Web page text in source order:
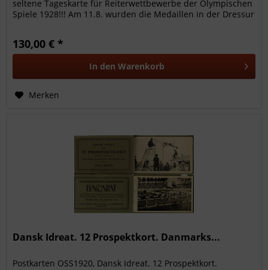
seltene Tageskarte für Reiterwettbewerbe der Olympischen
Spiele 1928!!! Am 11.8. wurden die Medaillen in der Dressur
130,00 € *
In den Warenkorb
Merken
Dansk Idreat. 12 Prospektkort. Danmarks...
Postkarten OSS1920, Dansk Idreat. 12 Prospektkort.